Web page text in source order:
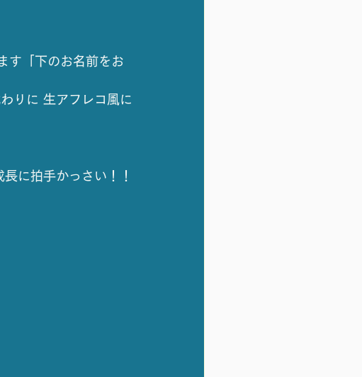
す「下のお名前をお
りに 生アフレコ風に
に拍手かっさい！！